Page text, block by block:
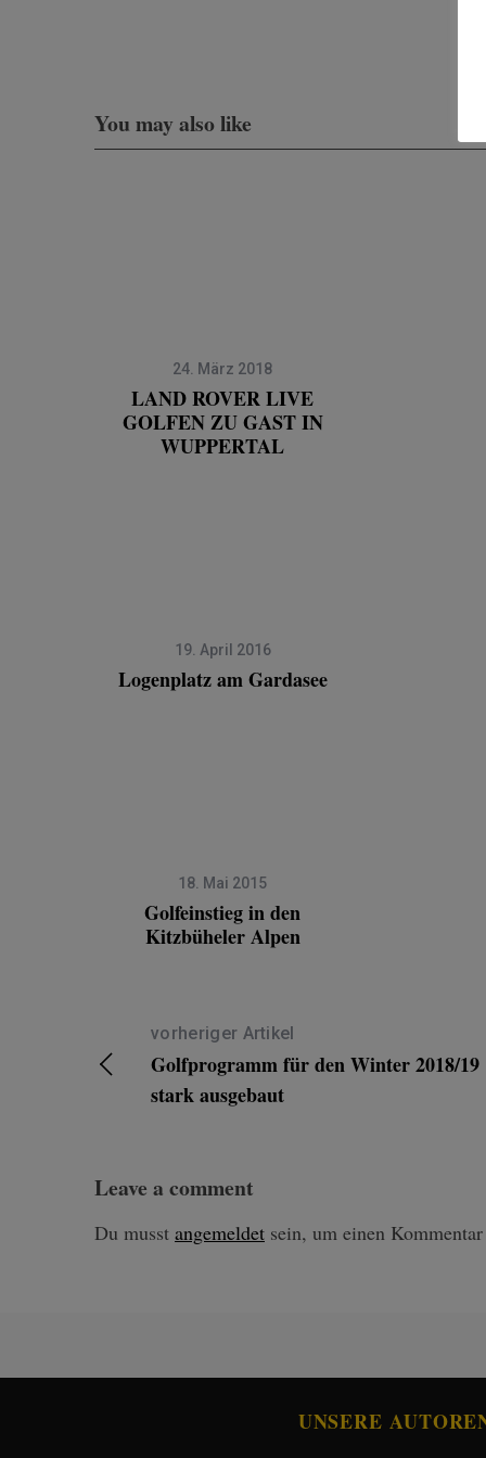
You may also like
24. März 2018
LAND ROVER LIVE
GOLFEN ZU GAST IN
WUPPERTAL
19. April 2016
Logenplatz am Gardasee
18. Mai 2015
Golfeinstieg in den
Kitzbüheler Alpen
vorheriger Artikel
Golfprogramm für den Winter 2018/19
stark ausgebaut
Leave a comment
Du musst angemeldet sein, um einen Kommentar
UNSERE